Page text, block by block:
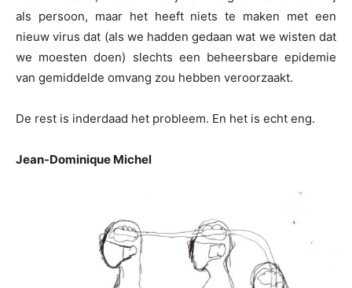
als persoon, maar het heeft niets te maken met een
nieuw virus dat (als we hadden gedaan wat we wisten dat
we moesten doen) slechts een beheersbare epidemie
van gemiddelde omvang zou hebben veroorzaakt.
De rest is inderdaad het probleem. En het is echt eng.
Jean-Dominique Michel